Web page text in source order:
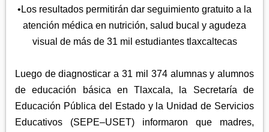
IXTENCO
TEQUEXQUITLA
TERRENATE
REGIÓN CENTRO-NORTE
APIZACO
TOCATLÁN
TLAXCO
REGIÓN CENTRO-SUR
APETATITLÁN
REGIÓN PONIENTE
TELEMEDIOS TV
•Los resultados permitirán dar seguimiento gratuito a la
atención médica en nutrición, salud bucal y agudeza
visual de más de 31 mil estudiantes tlaxcaltecas
Luego de diagnosticar a 31 mil 374 alumnas y alumnos
de educación básica en Tlaxcala, la Secretaría de
Educación Pública del Estado y la Unidad de Servicios
Educativos (SEPE–USET) informaron que madres,